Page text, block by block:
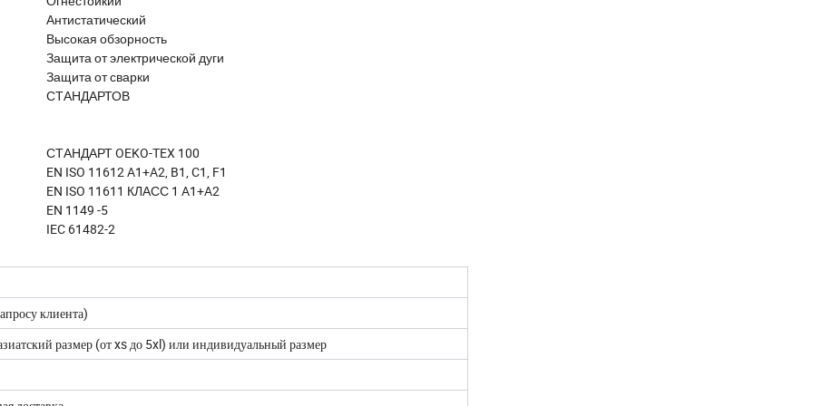
Антистатический
Высокая обзорность
Защита от электрической дуги
Защита от сварки
СТАНДАРТОВ
СТАНДАРТ OEKO-TEX 100
EN ISO 11612 A1+A2, B1, C1, F1
EN ISO 11611 КЛАСС 1 A1+A2
EN 1149 -5
IEC 61482-2
клиента)
размер (от xs до 5xl) или индивидуальный размер